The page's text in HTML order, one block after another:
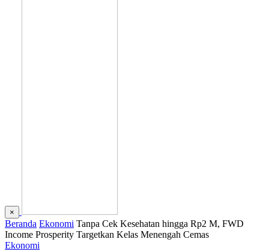
×
Beranda Ekonomi Tanpa Cek Kesehatan hingga Rp2 M, FWD
Income Prosperity Targetkan Kelas Menengah Cemas
Ekonomi